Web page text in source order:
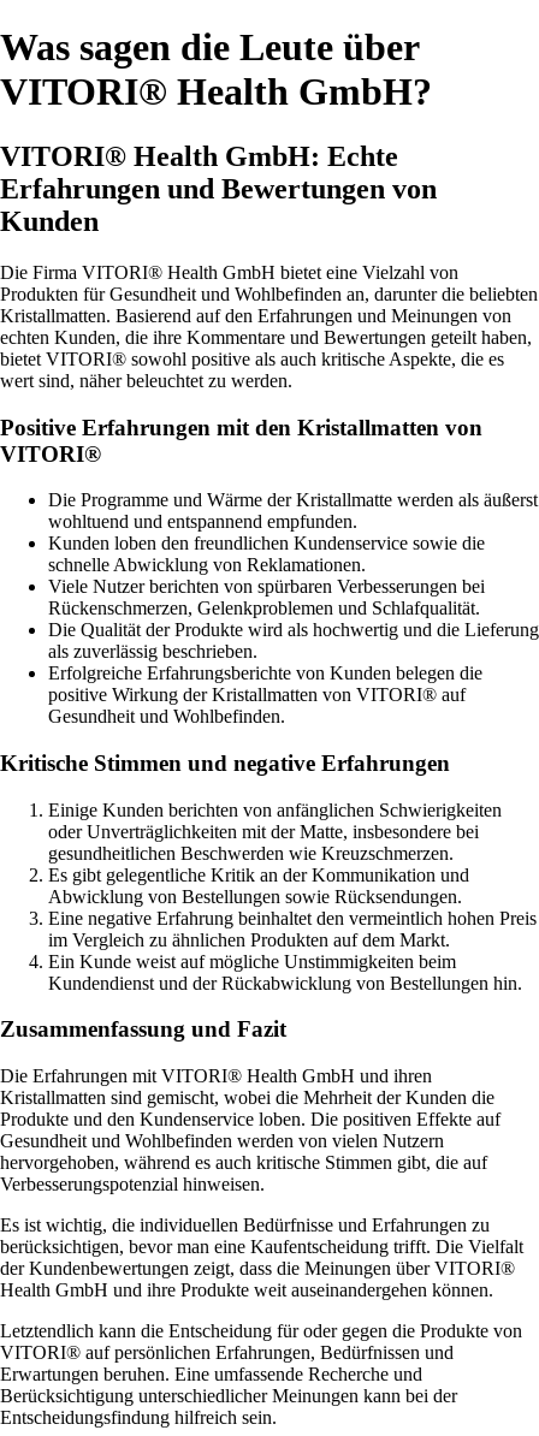
Was sagen die Leute über
VITORI® Health GmbH?
VITORI® Health GmbH: Echte
Erfahrungen und Bewertungen von
Kunden
Die Firma VITORI® Health GmbH bietet eine Vielzahl von
Produkten für Gesundheit und Wohlbefinden an, darunter die beliebten
Kristallmatten. Basierend auf den Erfahrungen und Meinungen von
echten Kunden, die ihre Kommentare und Bewertungen geteilt haben,
bietet VITORI® sowohl positive als auch kritische Aspekte, die es
wert sind, näher beleuchtet zu werden.
Positive Erfahrungen mit den Kristallmatten von
VITORI®
Die Programme und Wärme der Kristallmatte werden als äußerst
wohltuend und entspannend empfunden.
Kunden loben den freundlichen Kundenservice sowie die
schnelle Abwicklung von Reklamationen.
Viele Nutzer berichten von spürbaren Verbesserungen bei
Rückenschmerzen, Gelenkproblemen und Schlafqualität.
Die Qualität der Produkte wird als hochwertig und die Lieferung
als zuverlässig beschrieben.
Erfolgreiche Erfahrungsberichte von Kunden belegen die
positive Wirkung der Kristallmatten von VITORI® auf
Gesundheit und Wohlbefinden.
Kritische Stimmen und negative Erfahrungen
Einige Kunden berichten von anfänglichen Schwierigkeiten
oder Unverträglichkeiten mit der Matte, insbesondere bei
gesundheitlichen Beschwerden wie Kreuzschmerzen.
Es gibt gelegentliche Kritik an der Kommunikation und
Abwicklung von Bestellungen sowie Rücksendungen.
Eine negative Erfahrung beinhaltet den vermeintlich hohen Preis
im Vergleich zu ähnlichen Produkten auf dem Markt.
Ein Kunde weist auf mögliche Unstimmigkeiten beim
Kundendienst und der Rückabwicklung von Bestellungen hin.
Zusammenfassung und Fazit
Die Erfahrungen mit VITORI® Health GmbH und ihren
Kristallmatten sind gemischt, wobei die Mehrheit der Kunden die
Produkte und den Kundenservice loben. Die positiven Effekte auf
Gesundheit und Wohlbefinden werden von vielen Nutzern
hervorgehoben, während es auch kritische Stimmen gibt, die auf
Verbesserungspotenzial hinweisen.
Es ist wichtig, die individuellen Bedürfnisse und Erfahrungen zu
berücksichtigen, bevor man eine Kaufentscheidung trifft. Die Vielfalt
der Kundenbewertungen zeigt, dass die Meinungen über VITORI®
Health GmbH und ihre Produkte weit auseinandergehen können.
Letztendlich kann die Entscheidung für oder gegen die Produkte von
VITORI® auf persönlichen Erfahrungen, Bedürfnissen und
Erwartungen beruhen. Eine umfassende Recherche und
Berücksichtigung unterschiedlicher Meinungen kann bei der
Entscheidungsfindung hilfreich sein.